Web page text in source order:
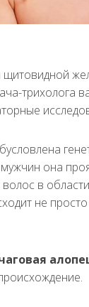
щитовидной
трихолога
она
в
не